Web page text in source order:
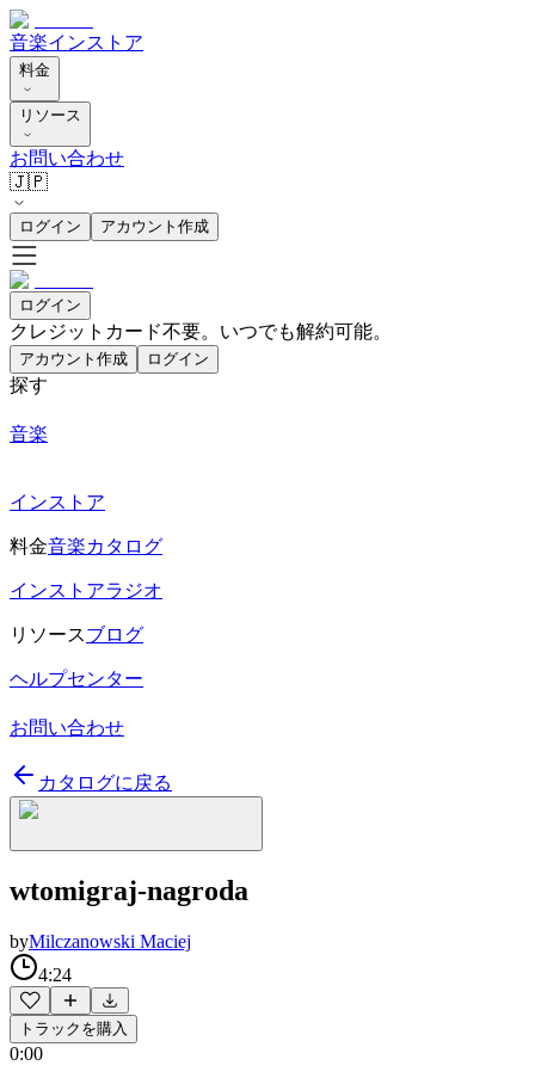
音楽インストア
料金
リソース
お問い合わせ
🇯🇵
ログイン アカウント作成
ログイン
クレジットカード不要。いつでも解約可能。
アカウント作成 ログイン
探す
音楽
インストア
料金音楽カタログ
インストアラジオ
リソースブログ
ヘルプセンター
お問い合わせ
カタログに戻る
wtomigraj-nagroda
byMilczanowski Maciej
4:24
トラックを購入
0:00